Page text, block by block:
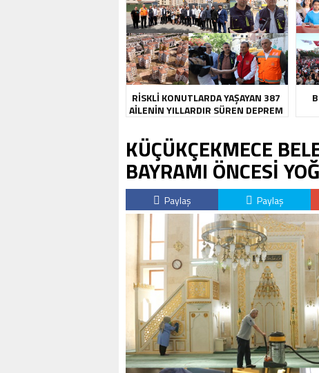
RİSKLİ KONUTLARDA YAŞAYAN 387
AİLENİN YILLARDIR SÜREN DEPREM
KÜÇÜKÇEKMECE
BAYRAMI ÖNCESİ
Paylaş Paylaş